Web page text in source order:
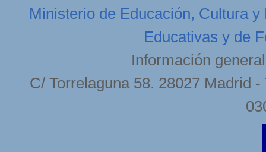
Ministerio de Educación, Cultura y
Educativas y de
Información
C/ Torrelaguna 58. 28027 Madrid